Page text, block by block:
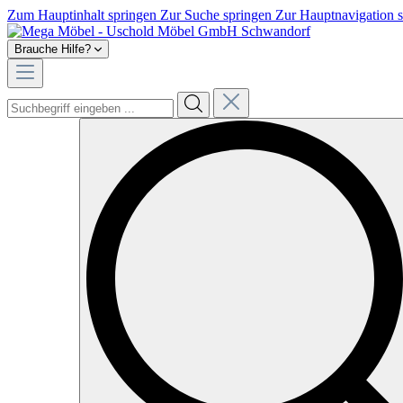
Zum Hauptinhalt springen Zur Suche springen Zur Hauptnavigation
Brauche Hilfe?